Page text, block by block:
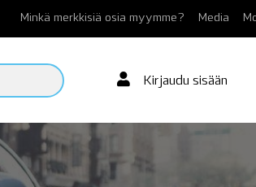
Minkä merkkisiä osia myymme? Media
Kirjaudu sisään